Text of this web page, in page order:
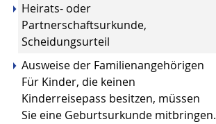
Heirats- oder
Partnerschaftsurkunde,
Scheidungsurteil
Ausweise der Familienangehörigen
Für Kinder, die keinen
Kinderreisepass besitzen, müssen
Sie eine Geburtsurkunde mitbringen.